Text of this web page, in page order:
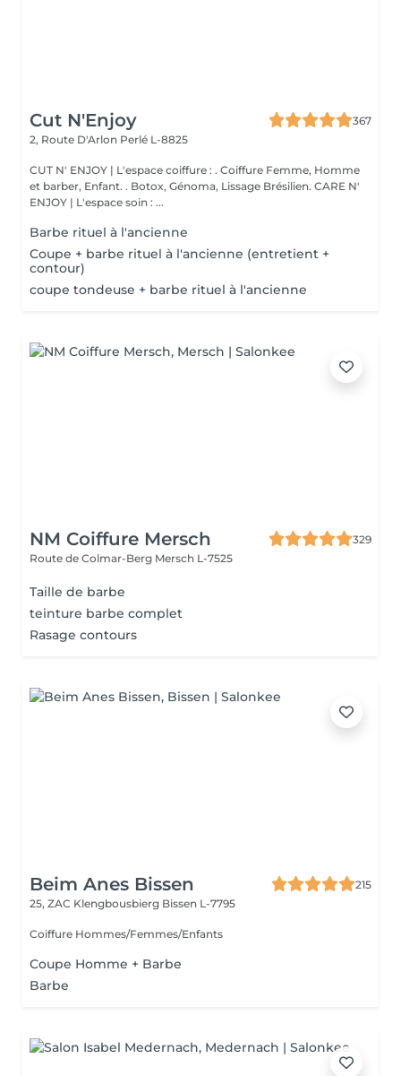
Cut N'Enjoy
367
2, Route D'Arlon Perlé L-8825
CUT N' ENJOY | L'espace coiffure : . Coiffure Femme, Homme
et barber, Enfant. . Botox, Génoma, Lissage Brésilien. CARE N'
ENJOY | L'espace soin : ...
Barbe rituel à l'ancienne
Coupe + barbe rituel à l'ancienne (entretient +
contour)
coupe tondeuse + barbe rituel à l'ancienne
NM Coiffure Mersch
329
Route de Colmar-Berg Mersch L-7525
Taille de barbe
teinture barbe complet
Rasage contours
Beim Anes Bissen
215
25, ZAC Klengbousbierg Bissen L-7795
Coiffure Hommes/Femmes/Enfants
Coupe Homme + Barbe
Barbe